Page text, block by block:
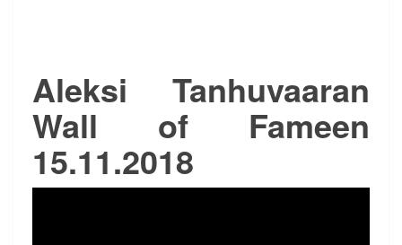
Aleksi Tanhuvaaran
Wall of Fameen
15.11.2018